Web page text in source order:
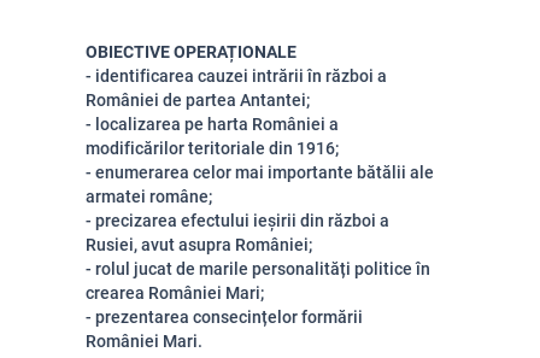
OBIECTIVE OPERAȚIONALE
- identificarea cauzei intrării în război a
României de partea Antantei;
- localizarea pe harta României a
modificărilor teritoriale din 1916;
- enumerarea celor mai importante bătălii ale
armatei române;
- precizarea efectului ieșirii din război a
Rusiei, avut asupra României;
- rolul jucat de marile personalități politice în
crearea României Mari;
- prezentarea consecințelor formării
României Mari.